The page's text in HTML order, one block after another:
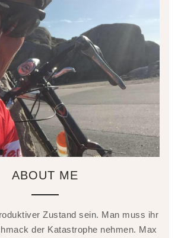
ABOUT ME
Zustand sein. Man muss ihr
der Katastrophe nehmen. Max